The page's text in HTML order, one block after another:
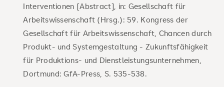
Interventionen [Abstract], in: Gesellschaft für
Arbeitswissenschaft (Hrsg.): 59. Kongress der
Gesellschaft für Arbeitswissenschaft, Chancen durch
Pro­dukt- und Systemgestaltung - Zukunftsfähigkeit
für Produktions- und Dienstleistungsunterneh­men,
Dortmund: GfA-Press, S. 535-538.